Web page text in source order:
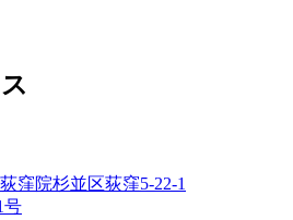
窪院杉並区荻窪5-22-1
号